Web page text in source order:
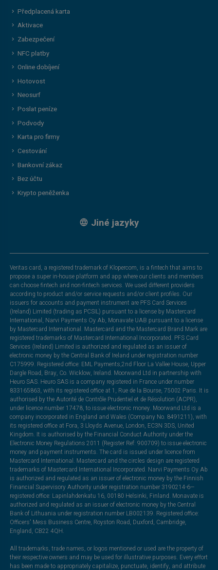
Předplacená karta
Aktivace
Zabezpečení
NFC platby
Online dobíjení
Hotovost
Neosurf
Poslat peníze
Podvody
Karta pro firmy
Cestování
Bankovní zákaz
Bez účtu
Krypto peněženka
Jiné jazyky
Veritas card, a registered trademark of Klopercom, is a fintech that aims to
propose a super in-house platform and app where our clients and members
can choose fintech and non-fintech services. We used different providers
according to product and/or service requests and/or client profiles. Our
issuers for accounts and payment instrument are PFS Card Services
(Ireland) Limited (trading as PCSIL) pursuant to a license by Mastercard
International, Narvi Payments Oy Ab, Monavate UAB pursuant to a license
by Mastercard International. Mastercard and the Mastercard Brand Mark are
registered trademarks of Mastercard International Incorporated. PFS Card
Services (Ireland) Limited is authorized and regulated as an issuer of
electronic money by the Central Bank of Ireland under registration number
C175999. Registered office: EML Payments,2nd Floor La Vallee House, Upper
Dargle Road, Bray, Co. Wicklow, Ireland. Moorwand Ltd in partnership with
Heuro SAS. Heuro SAS is a company registered in France under number
833165863, with its registered office at 1, Rue de la Bourse, 75002 Paris. It is
authorised by the Autorité de Contrôle Prudentiel et de Résolution (ACPR),
under licence number 17478, to issue electronic money. Moorwand Ltd is a
company incorporated in England and Wales (Company No. 8491211), with
its registered office at Fora, 3 Lloyds Avenue, London, EC3N 3DS, United
Kingdom. It is authorised by the Financial Conduct Authority under the
Electronic Money Regulations 2011 (Register Ref: 900709) to issue electronic
money and payment instruments. The card is issued under licence from
Mastercard International. Mastercard and the circles design are registered
trademarks of Mastercard International Incorporated. Narvi Payments Oy Ab
is authorized and regulated as an issuer of electronic money by the Finnish
Financial Supervisory Authority under registration number 3190214-6—
registered office: Lapinlahdenkatu 16, 00180 Helsinki, Finland. Monavate is
authorized and regulated as an issuer of electronic money by the Central
Bank of Lithuania under registration number LB002139. Registered office:
Officers' Mess Business Centre, Royston Road, Duxford, Cambridge,
England, CB22 4QH.
All trademarks, trade names, or logos mentioned or used are the property of
their respective owners and may be used for illustrative purposes. Every effort
has been made to appropriately capitalize, punctuate, identify, and attribute